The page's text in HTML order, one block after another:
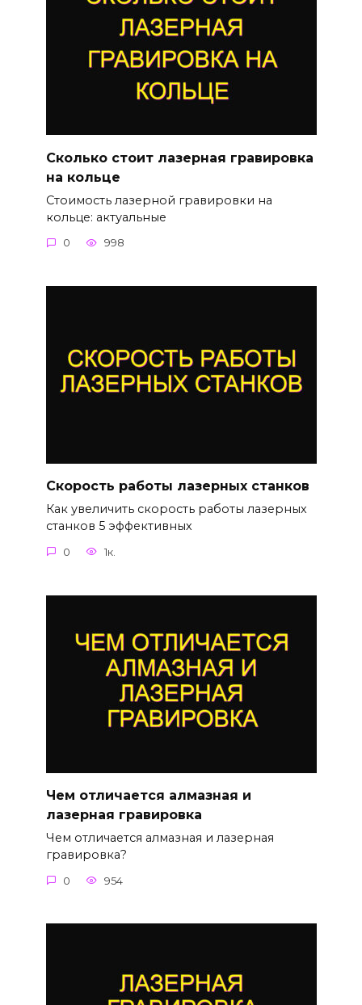
Сколько стоит лазерная гравировка
на кольце
Стоимость лазерной гравировки на
кольце: актуальные
0 998
Скорость работы лазерных станков
Как увеличить скорость работы лазерных
станков 5 эффективных
0 1к.
Чем отличается алмазная и
лазерная гравировка
Чем отличается алмазная и лазерная
гравировка?
0 954